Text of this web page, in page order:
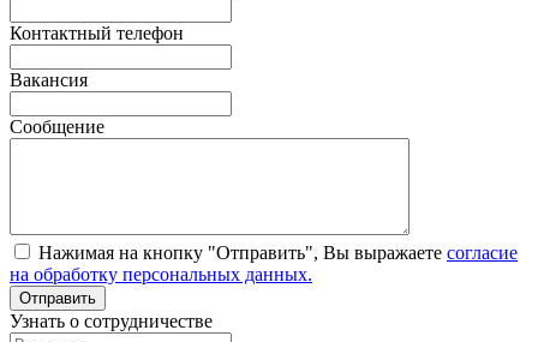
Контактный телефон
Вакансия
Сообщение
Нажимая на кнопку "Отправить", Вы выражаете согласие
на обработку персональных данных.
Узнать о сотрудничестве